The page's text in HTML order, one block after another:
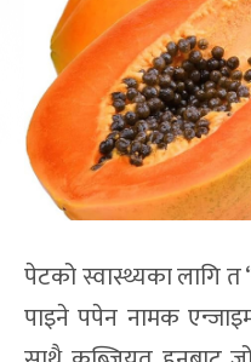
पेटको स्वास्थ्यका लागि त
पाइने पपेन नामक